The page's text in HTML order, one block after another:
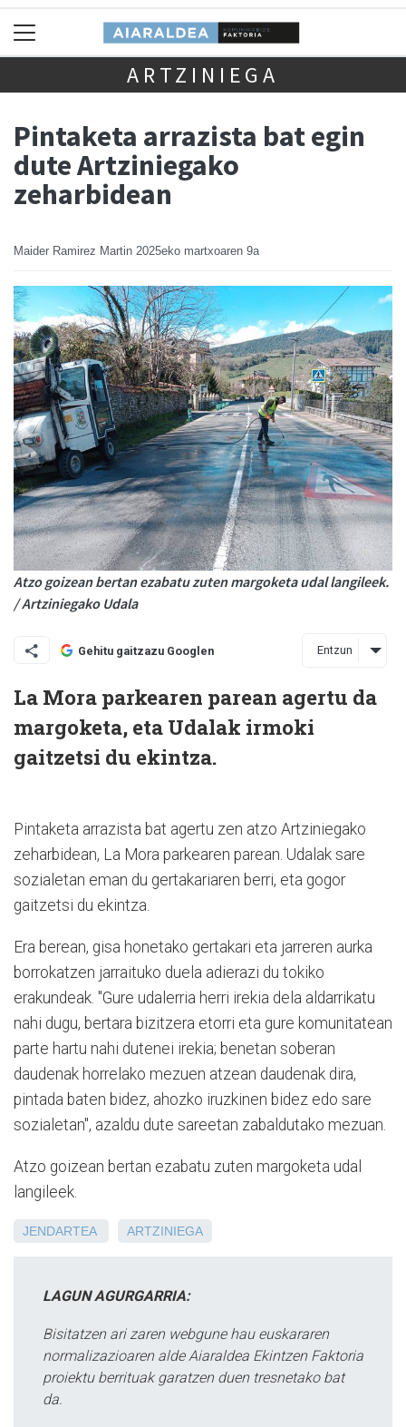
ARTZINIEGA
Pintaketa arrazista bat egin
dute Artziniegako
zeharbidean
Maider Ramirez Martin 2025eko martxoaren 9a
Atzo goizean bertan ezabatu zuten margoketa udal langileek.
/ Artziniegako Udala
Gehitu gaitzazu Googlen Entzun
La Mora parkearen parean agertu da
margoketa, eta Udalak irmoki
gaitzetsi du ekintza.
Pintaketa arrazista bat agertu zen atzo Artziniegako
zeharbidean, La Mora parkearen parean. Udalak sare
sozialetan eman du gertakariaren berri, eta gogor
gaitzetsi du ekintza.
Era berean, gisa honetako gertakari eta jarreren aurka
borrokatzen jarraituko duela adierazi du tokiko
erakundeak. "Gure udalerria herri irekia dela aldarrikatu
nahi dugu, bertara bizitzera etorri eta gure komunitatean
parte hartu nahi dutenei irekia; benetan soberan
daudenak horrelako mezuen atzean daudenak dira,
pintada baten bidez, ahozko iruzkinen bidez edo sare
sozialetan", azaldu dute sareetan zabaldutako mezuan.
Atzo goizean bertan ezabatu zuten margoketa udal
langileek.
JENDARTEA ARTZINIEGA
LAGUN AGURGARRIA:
Bisitatzen ari zaren webgune hau euskararen
normalizazioaren alde Aiaraldea Ekintzen Faktoria
proiektu berrituak garatzen duen tresnetako bat
da.